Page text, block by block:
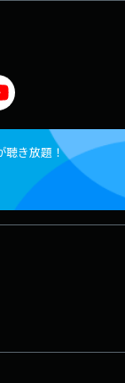
聴き放題！